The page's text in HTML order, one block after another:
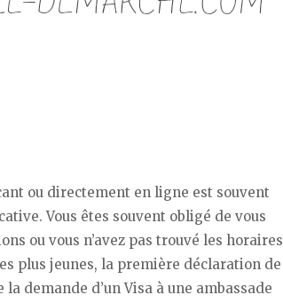
ou directement en ligne est souvent
Vous êtes souvent obligé de vous
ou vous n’avez pas trouvé les horaires
plus jeunes, la première déclaration de
demande d’un Visa à une ambassade